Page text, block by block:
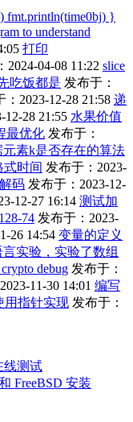
fmt.println(time0bj) }
to understand
打印
2024-04-08 11:22 slice
吃饭都是 发布于：
：2023-12-28 21:58 递
12-28 21:55 水果价值
最优化 发布于：
素k是否存在的算法
式时间 发布于：2023-
码 发布于：2023-12-
12-27 16:14 测试加
74 发布于：2023-
26 14:54 变量的定义
实验，实验了数组
crypto debug 发布于：
11-30 14:01 编写
用指针实现 发布于：
线测试
FreeBSD 安装